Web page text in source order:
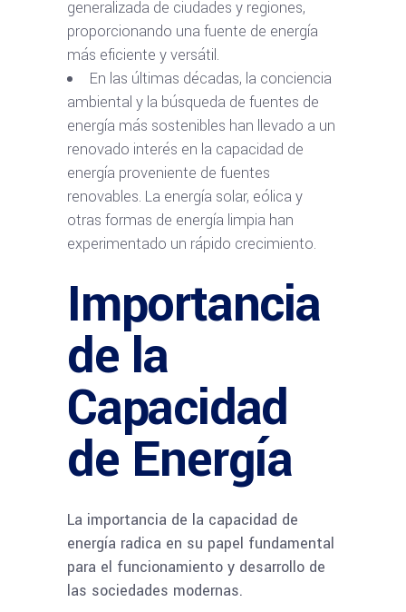
generalizada de ciudades y regiones,
proporcionando una fuente de energía
más eficiente y versátil.
En las últimas décadas, la conciencia
ambiental y la búsqueda de fuentes de
energía más sostenibles han llevado a un
renovado interés en la capacidad de
energía proveniente de fuentes
renovables. La energía solar, eólica y
otras formas de energía limpia han
experimentado un rápido crecimiento.
Importancia
de la
Capacidad
de Energía
La importancia de la capacidad de
energía radica en su papel fundamental
para el funcionamiento y desarrollo de
las sociedades modernas.